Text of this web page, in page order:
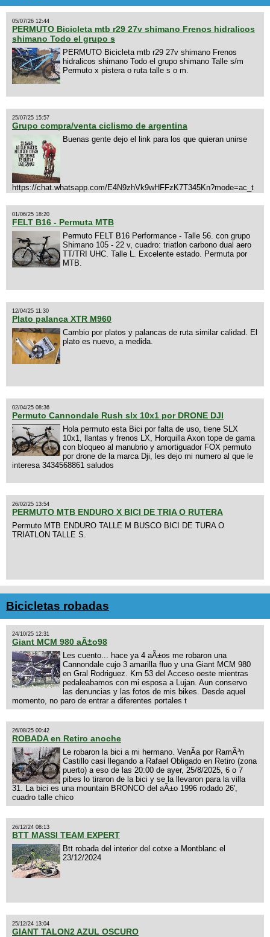
05/07/26 12:44
PERMUTO Bicicleta mtb r29 27v shimano Frenos hidralicos
shimano Todo el grupo s
PERMUTO Bicicleta mtb r29 27v shimano Frenos
hidralicos shimano Todo el grupo shimano Talle s/m
Permuto x pistera o ruta talle s o m.
25/07/25 15:57
Grupo compra/venta ciclismo de argentina
Buenas gente dejo el link para los que quieran unirse
https://chat.whatsapp.com/E4N9zhVk9wHFFzK7T345Kn?mode=ac_t
01/06/25 18:20
FELT B16 - Permuta MTB
Permuto FELT B16 Performance - Talle 56. con grupo
Shimano 105 - 22 v, cuadro: triatlon carbono dual aero
TT/TRI UHC. Talle L. Excelente estado. Permuta por
MTB.
12/04/25 11:30
Plato palanca XTR M960
Cambio por platos y palancas de ruta similar calidad. El
plato es nuevo, a medida.
02/04/25 08:36
Permuto Cannondale Rush slx 10x1 por DRONE DJI
Hola permuto esta Bici por falta de uso, tiene SLX
10x1, llantas y frenos LX, Horquilla Axon tope de gama
con bloqueo al manubrio y amortiguador FOX permuto
por drone de la marca Dji, les dejo mi numero al que le
interesa 3434568861 saludos
26/02/25 13:54
PERMUTO MTB ENDURO X BICI DE TRIA O RUTERA
Permuto MTB ENDURO TALLE M BUSCO BICI DE TURA O
TRIATLON TALLE S.
Bicicletas robadas
24/10/25 12:31
Giant MCM 980 aÃ±o98
Les cuento... hace ya 4 aÃ±os me robaron una
Cannondale cujo 3 amarilla fluo y una Giant MCM 980
en Gral Rodriguez. Km 53 del Acceso oeste mientras
pedaleabamos con mi esposa a Lujan. Aun conservo
las denuncias y las fotos de mis bikes. Desde aquel
momento, no paro de entrar a diferentes portales t
26/08/25 00:42
ROBADA en Retiro anoche
Le robaron la bici a mi hermano. VenÃ­a por RamÃ³n
Castillo casi llegando a Rafael Obligado en Retiro (zona
puerto) a eso de las 20:00 de ayer, 25/8/2025, 6 o 7
pibes lo tiraron de la bici y se la llevaron para la villa
31. La bici es una mountain BRONCO del aÃ±o 1996 rodado 26',
cuadro talle chico
26/12/24 08:13
BTT MASSI TEAM EXPERT
Btt robada del interior del cotxe a Montblanc el
23/12/2024
25/12/24 13:04
GIANT TALON2 AZUL OSCURO